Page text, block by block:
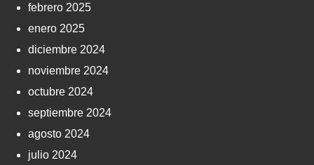
febrero 2025
enero 2025
diciembre 2024
noviembre 2024
octubre 2024
septiembre 2024
agosto 2024
julio 2024